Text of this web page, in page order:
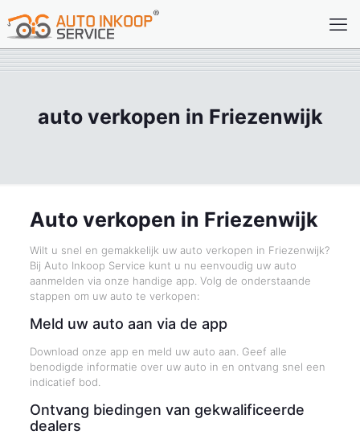
auto verkopen in Friezenwijk
Auto verkopen in Friezenwijk
Wilt u snel en gemakkelijk uw auto verkopen in Friezenwijk?
Bij Auto Inkoop Service kunt u nu eenvoudig uw auto
aanmelden via onze handige app. Volg de onderstaande
stappen om uw auto te verkopen:
Meld uw auto aan via de app
Download onze app en meld uw auto aan. Geef alle
benodigde informatie over uw auto in en ontvang snel een
indicatief bod.
Ontvang biedingen van gekwalificeerde
dealers